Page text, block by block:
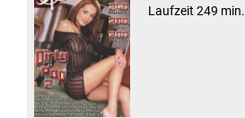
Laufzeit 249 min.